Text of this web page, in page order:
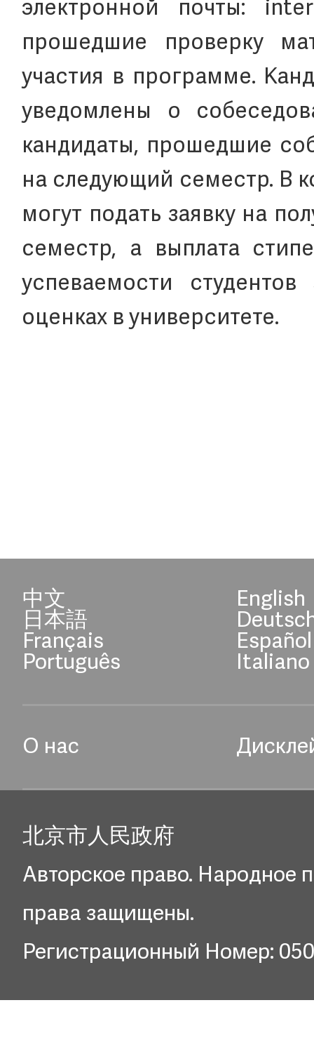
электронной почты:
прошедшие проверку
участия в программе.
уведомлены о
кандидаты, прошедшие
на следующий семестр. В
могут подать заявку на
семестр, а выплата
успеваемости
оценках в университете.
中文 English
日本語
Français Español
Português Italiano
О нас
北京市人民政府
Авторское право. Народное
права защищены.
Регистрационный Номер: